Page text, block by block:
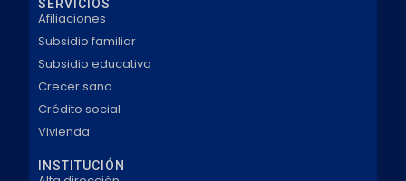
SERVICIOS
Afiliaciones
Subsidio familiar
Subsidio educativo
Crecer sano
Crédito social
Vivienda
INSTITUCIÓN